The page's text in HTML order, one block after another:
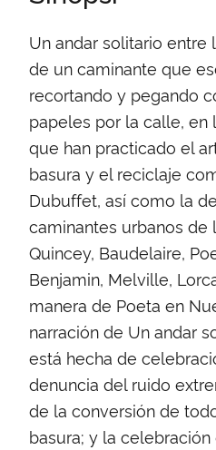
Un andar solitario entre
de un caminante que
recortando y pegando
papeles por la calle, en
que han practicado el
basura y el reciclaje
Dubuffet, así como la
caminantes urbanos de
Quincey, Baudelaire,
Benjamin, Melville,
manera de Poeta en
narración de Un andar
está hecha de
denuncia del ruido
de la conversión de
basura; y la